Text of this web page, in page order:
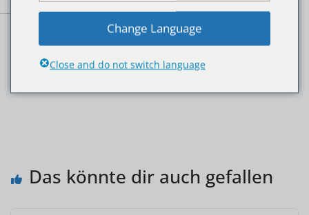
d400e336f3dd2bd3bde5
f43d9223b6c8
Das könnte dir auch gefallen
Change Language
Close and do not switch language